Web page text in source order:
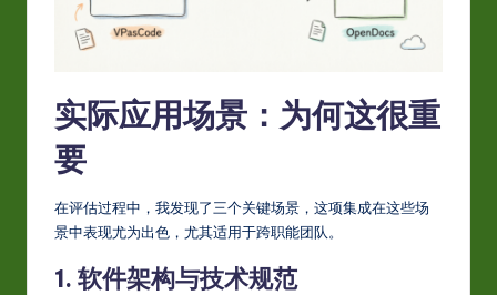
ft
w
实际应用场景：为何这很重
要
在评估过程中，我发现了三个关键场景，这项集成在这些场
景中表现尤为出色，尤其适用于跨职能团队。
1. 软件架构与技术规范